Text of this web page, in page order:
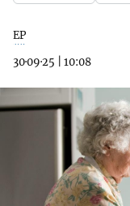
EP
30·09·25
10:08